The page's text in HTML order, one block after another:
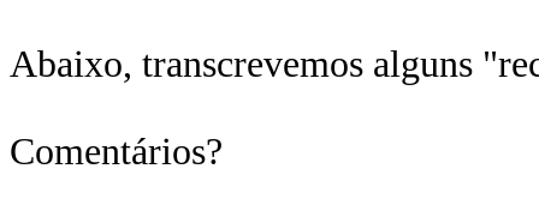
Abaixo, transcrevemos alguns
Comentários?